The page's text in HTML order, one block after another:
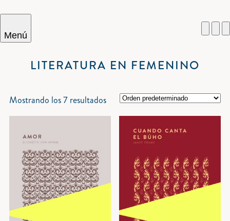
Menú
LITERATURA EN FEMENINO
Mostrando los 7 resultados